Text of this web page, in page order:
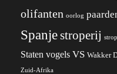
olifanten oorlog
Spanjestroperij
Staten vogels VS Wakker
Zuid-Afrika